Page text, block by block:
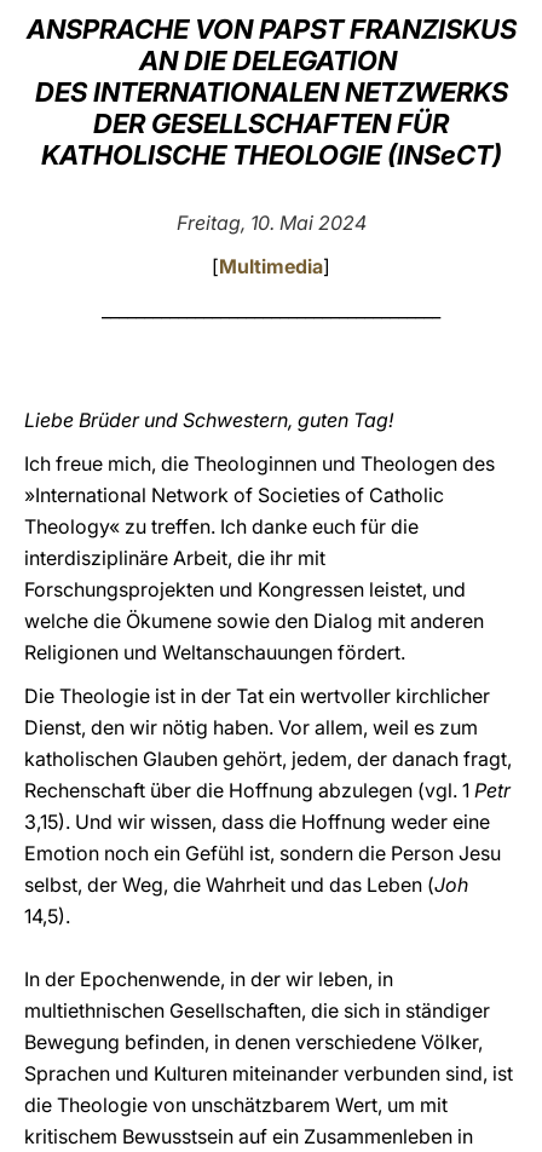
LATINE
ANSPRACHE VON PAPST FRANZISKUS
AN DIE DELEGATION
DES INTERNATIONALEN NETZWERKS
DER GESELLSCHAFTEN FÜR
KATHOLISCHE THEOLOGIE (INSeCT)
Freitag, 10. Mai 2024
[Multimedia]
Liebe Brüder und Schwestern, guten Tag!
Ich freue mich, die Theologinnen und Theologen des
»International Network of Societies of Catholic
Theology« zu treffen. Ich danke euch für die
interdisziplinäre Arbeit, die ihr mit
Forschungsprojekten und Kongressen leistet, und
welche die Ökumene sowie den Dialog mit anderen
Religionen und Weltanschauungen fördert.
Die Theologie ist in der Tat ein wertvoller kirchlicher
Dienst, den wir nötig haben. Vor allem, weil es zum
katholischen Glauben gehört, jedem, der danach fragt,
Rechenschaft über die Hoffnung abzulegen (vgl. 1 Petr
3,15). Und wir wissen, dass die Hoffnung weder eine
Emotion noch ein Gefühl ist, sondern die Person Jesu
selbst, der Weg, die Wahrheit und das Leben (Joh
14,5).
In der Epochenwende, in der wir leben, in
multiethnischen Gesellschaften, die sich in ständiger
Bewegung befinden, in denen verschiedene Völker,
Sprachen und Kulturen miteinander verbunden sind, ist
die Theologie von unschätzbarem Wert, um mit
kritischem Bewusstsein auf ein Zusammenleben in